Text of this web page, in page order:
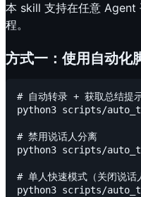
本 skill 支持在任意 Agent
程。
方式一：使用自动化
# 自动转录 + 获取总结提
python3 scripts/
# 禁用说话人分离
python3 scripts/
# 单人快速模式（关闭说
python3 scripts/